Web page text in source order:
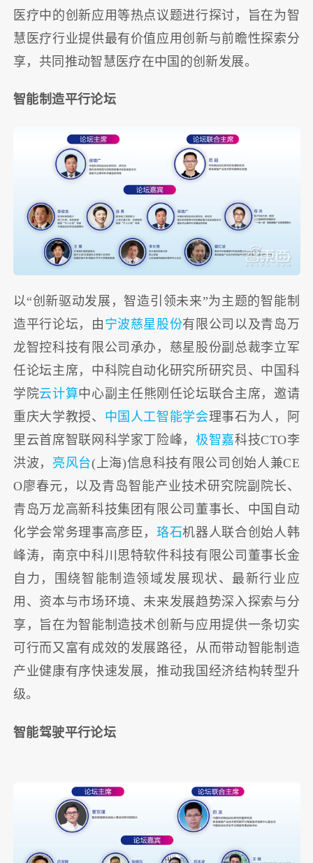
医疗中的创新应用等热点议题进行探讨，旨在为智
慧医疗行业提供最有价值应用创新与前瞻性探索分
享，共同推动智慧医疗在中国的创新发展。
智能制造平行论坛
以“创新驱动发展，智造引领未来”为主题的智能制
造平行论坛，由 宁波慈星股份有限公司以及青岛万
龙智控科技有限公司承办，慈星股份副总裁李立军
任论坛主席，中科院自动化研究所研究员、中国科
学院云计算中心副主任熊刚任论坛联合主席，邀请
重庆大学教授、 中国人工智能学会理事石为人，阿
里云首席智联网科学家丁险峰， 极智嘉科技CTO李
洪波， 亮风台(上海)信息科技有限公司创始人兼CE
O廖春元，以及青岛智能产业技术研究院副院长、
青岛万龙高新科技集团有限公司董事长、中国自动
化学会常务理事高彦臣，珞石机器人联合创始人韩
峰涛，南京中科川思特软件科技有限公司董事长金
自力，围绕智能制造领域发展现状、最新行业应
用、资本与市场环境、未来发展趋势深入探索与分
享，旨在为智能制造技术创新与应用提供一条切实
可行而又富有成效的发展路径，从而带动智能制造
产业健康有序快速发展，推动我国经济结构转型升
级。
智能驾驶平行论坛